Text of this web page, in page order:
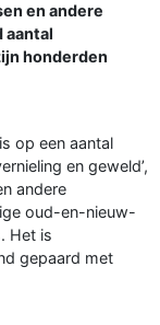
en andere
aantal
honderden
op een aantal
en geweld’,
andere
oud-en-nieuw-
Het is
gepaard met